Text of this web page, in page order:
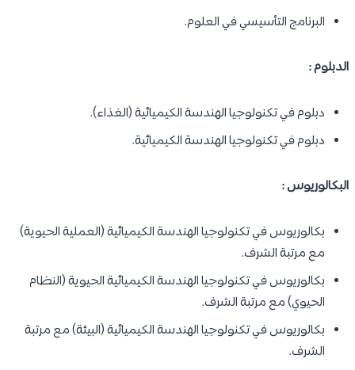
البرنامج التأسيسي في العلوم.
الدبلوم :
دبلوم في تكنولوجيا الهندسة الكيميائية (الغذاء).
دبلوم في تكنولوجيا الهندسة الكيميائية.
البكالوريوس :
بكالوريوس في تكنولوجيا الهندسة الكيميائية (العملية الحيوية)
مع مرتبة الشرف.
بكالوريوس في تكنولوجيا الهندسة الكيميائية الحيوية (النظام
الحيوي) مع مرتبة الشرف.
بكالوريوس في تكنولوجيا الهندسة الكيميائية (البيئة) مع مرتبة
الشرف.